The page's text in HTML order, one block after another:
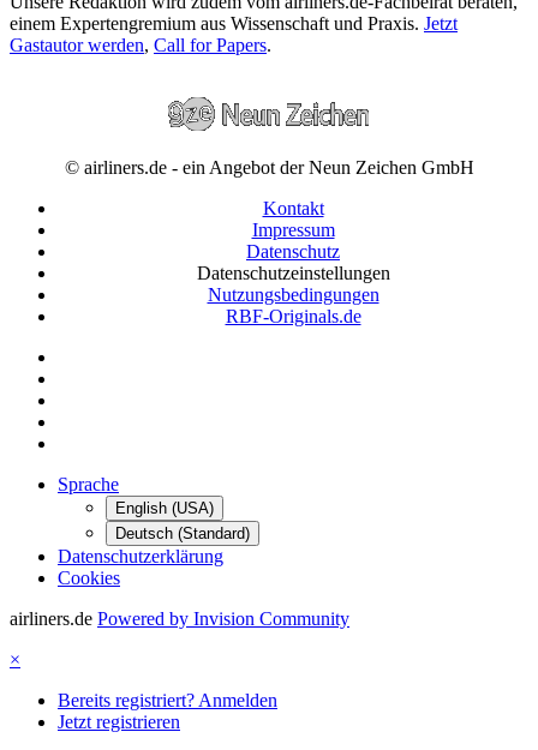
einem Expertengremium aus Wissenschaft und Praxis. Jetzt
Gastautor werden, Call for Papers.
© airliners.de - ein Angebot der Neun Zeichen GmbH
Kontakt
Impressum
Datenschutz
Datenschutzeinstellungen
Nutzungsbedingungen
RBF-Originals.de
Sprache
English (USA)
Deutsch (Standard)
Datenschutzerklärung
Cookies
airliners.de Powered by Invision Community
×
Bereits registriert? Anmelden
Jetzt registrieren